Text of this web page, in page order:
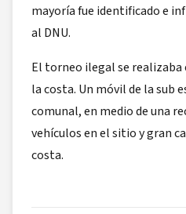
mayoría fue identificado e
al DNU.
El torneo ilegal se realizaba
la costa. Un móvil de la sub
comunal, en medio de una
vehículos en el sitio y gran
costa.